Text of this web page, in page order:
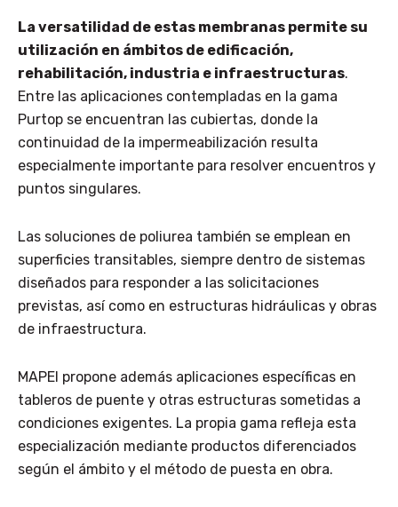
La versatilidad de estas membranas permite su
utilización en ámbitos de edificación,
rehabilitación, industria e infraestructuras.
Entre las aplicaciones contempladas en la gama
Purtop se encuentran las cubiertas, donde la
continuidad de la impermeabilización resulta
especialmente importante para resolver encuentros y
puntos singulares.
Las soluciones de poliurea también se emplean en
superficies transitables, siempre dentro de sistemas
diseñados para responder a las solicitaciones
previstas, así como en estructuras hidráulicas y obras
de infraestructura.
MAPEI propone además aplicaciones específicas en
tableros de puente y otras estructuras sometidas a
condiciones exigentes. La propia gama refleja esta
especialización mediante productos diferenciados
según el ámbito y el método de puesta en obra.